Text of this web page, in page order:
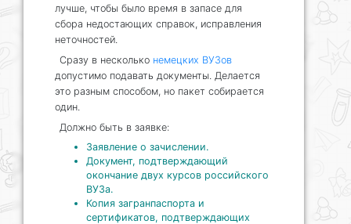
лучше, чтобы было время в запасе для
сбора недостающих справок, исправления
неточностей.
Сразу в несколько немецких ВУЗов
допустимо подавать документы. Делается
это разным способом, но пакет собирается
один.
Должно быть в заявке:
Заявление о зачислении.
Документ, подтверждающий
окончание двух курсов российского
ВУЗа.
Копия загранпаспорта и
сертификатов, подтверждающих